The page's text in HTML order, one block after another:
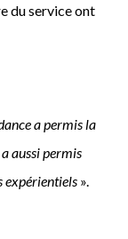
du service ont
a permis la
aussi permis
expérientiels ».